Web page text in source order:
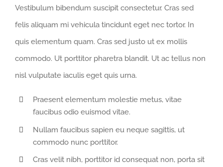
Vestibulum bibendum suscipit consectetur. Cras sed
felis aliquam mi vehicula tincidunt eget nec tortor. In
quis elementum quam. Cras sed justo ut ex mollis
commodo. Ut porttitor pharetra blandit. Ut ac tellus non
nisl vulputate iaculis eget quis urna.
Praesent elementum molestie metus, vitae
faucibus odio euismod vitae.
Nullam faucibus sapien eu neque sagittis, ut
commodo nunc porttitor.
Cras velit nibh, porttitor id consequat non, porta sit